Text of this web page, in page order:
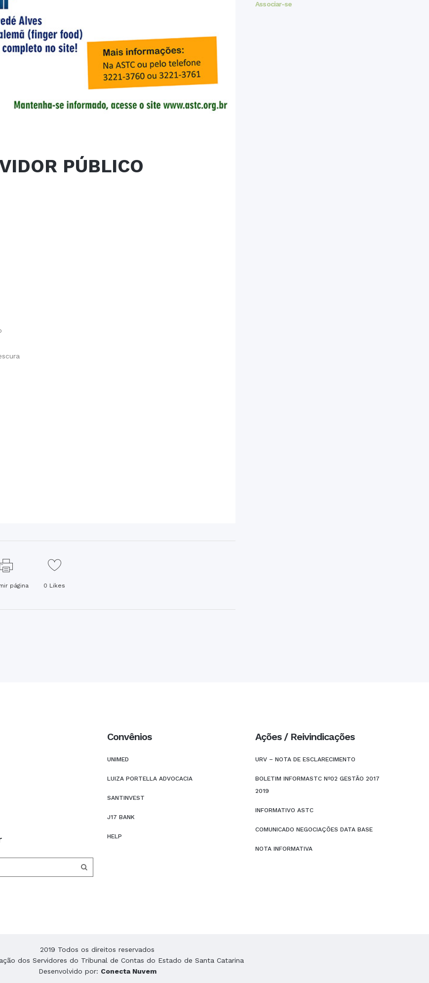
PÚBLICO
página 0 Likes
Associar-se
Convênios
UNIMED
LUIZA PORTELLA ADVOCACIA
SANTINVEST
J17 BANK
HELP
Ações / Reivindicações
URV – NOTA DE ESCLARECIMENTO
BOLETIM INFORMASTC Nº02 GESTÃO 2017
2019
INFORMATIVO ASTC
COMUNICADO NEGOCIAÇÕES DATA BASE
NOTA INFORMATIVA
2019 Todos os direitos reservados
dos Servidores do Tribunal de Contas do Estado de Santa Catarina
Desenvolvido por: Conecta Nuvem